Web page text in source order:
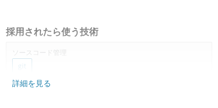
採用されたら使う技術
ソースコード管理
git
プロジェクト管理
詳細を見る